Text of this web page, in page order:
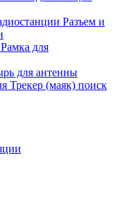
Разъем и
Рамка для
для антенны
Трекер (маяк) поиск